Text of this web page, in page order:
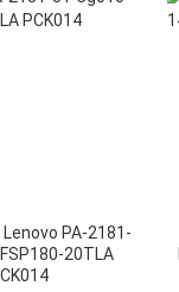
Lenovo PA-2181-
20TLA